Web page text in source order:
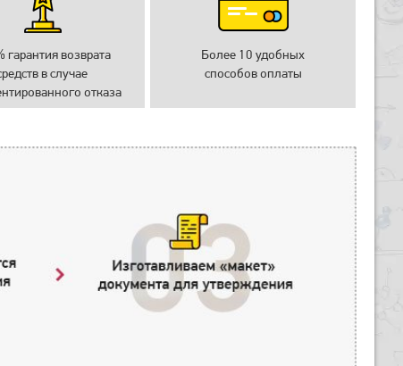
гарантия возврата
в случае
отказа
Более 10 удобных
способов оплаты